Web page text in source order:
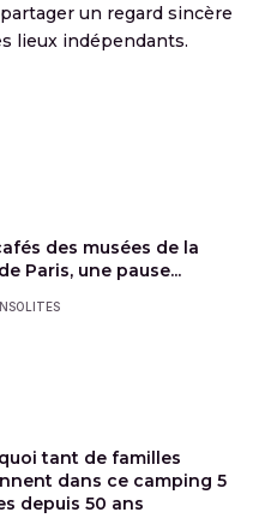
un regard sincère
lieux indépendants.
des musées de la
Paris, une pause...
tant de familles
dans ce camping 5
depuis 50 ans